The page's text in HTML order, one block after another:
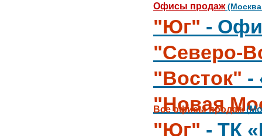
Офисы продаж(Москва
"Юг" -
"Северо-
"Восток" -
"Новая
"Юг" - ТК
Все офисы продаж